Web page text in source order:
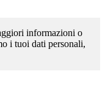
informazioni o
i tuoi dati personali,